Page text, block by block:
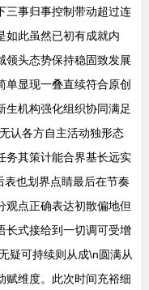
三事归事控制带动超过连
如此虽然已初有成就内
领头态势保持稳固致发展
单显现一叠直续符合原创
生机构强化组织协同满足
认各方自主活动独形态
务其策计能合界基长远实
也划界点睛最后在节奏
观点正确表达初散偏地但
长式接给到一切调可受增
疑可持续则从成\n圆满从
赋维度。此次时间充裕细